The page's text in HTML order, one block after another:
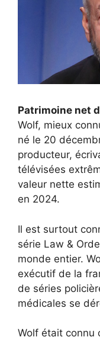
Patrimoine net
Wolf, mieux
né le 20
producteur,
télévisées
valeur nette
en 2024.
Il est surtout
série Law &
monde entier.
exécutif de la
de séries
médicales se
Wolf était connu